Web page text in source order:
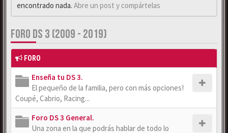
encontrado nada. Abre un post y compártelas
FORO DS 3 (2009 - 2019)
FORO
Enseña tu DS 3.
El pequeño de la familia, pero con más opciones!
Coupé, Cabrio, Racing...
Foro DS 3 General.
Una zona en la que podrás hablar de todo lo